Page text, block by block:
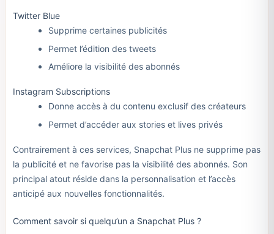
Twitter Blue
Supprime certaines publicités
Permet l’édition des tweets
Améliore la visibilité des abonnés
Instagram Subscriptions
Donne accès à du contenu exclusif des créateurs
Permet d’accéder aux stories et lives privés
Contrairement à ces services, Snapchat Plus ne supprime pas
la publicité et ne favorise pas la visibilité des abonnés. Son
principal atout réside dans la personnalisation et l’accès
anticipé aux nouvelles fonctionnalités.
Comment savoir si quelqu’un a Snapchat Plus ?